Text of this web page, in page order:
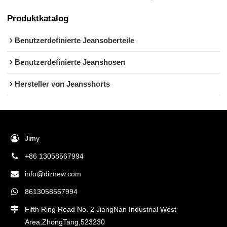
Produktkatalog
Benutzerdefinierte Jeansoberteile
Benutzerdefinierte Jeanshosen
Hersteller von Jeansshorts
Jimy
+86 13058567994
info@diznew.com
8613058567994
Fifth Ring Road No. 2 JiangNan Industrial West
Area,ZhongTang,523230